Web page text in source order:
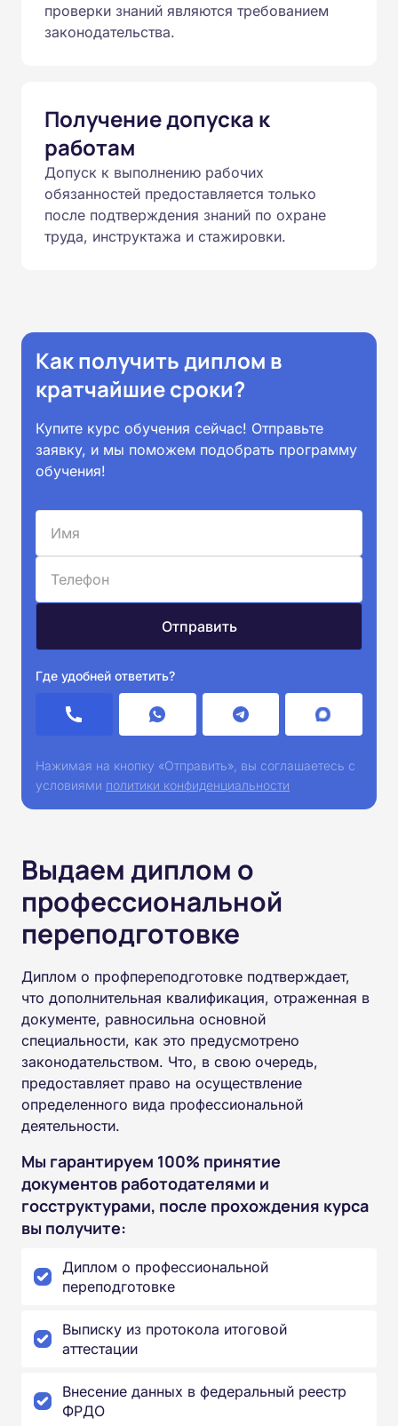
проверки знаний являются требованием
законодательства.
Получение допуска к
работам
Допуск к выполнению рабочих
обязанностей предоставляется только
после подтверждения знаний по охране
труда, инструктажа и стажировки.
Как получить диплом в
кратчайшие сроки?
Купите курс обучения сейчас! Отправьте
заявку, и мы поможем подобрать программу
обучения!
Где удобней ответить?
Нажимая на кнопку «Отправить», вы соглашаетесь с
условиями политики конфиденциальности
Выдаем диплом о
профессиональной
переподготовке
Диплом о профпереподготовке подтверждает,
что дополнительная квалификация, отраженная в
документе, равносильна основной
специальности, как это предусмотрено
законодательством. Что, в свою очередь,
предоставляет право на осуществление
определенного вида профессиональной
деятельности.
Мы гарантируем 100% принятие
документов работодателями и
госструктурами, после прохождения курса
вы получите:
Диплом о профессиональной
переподготовке
Выписку из протокола итоговой
аттестации
Внесение данных в федеральный реестр
ФРДО